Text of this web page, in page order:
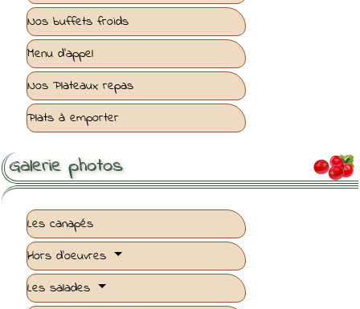
Nos buffets froids
Menu d'appel
Nos Plateaux repas
Plats à emporter

Galerie photos
Les canapés
Hors d'oeuvres
Les salades